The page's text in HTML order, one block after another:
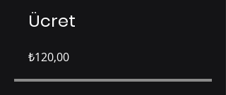
Ücret
₺120,00